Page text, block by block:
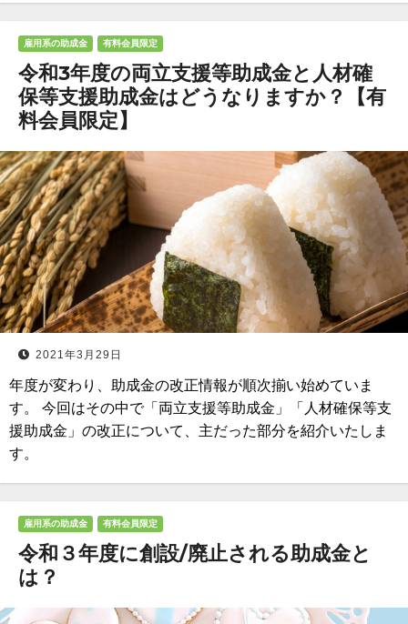
雇用系の助成金 有料会員限定
令和3年度の両立支援等助成金と人材確
保等支援助成金はどうなりますか？【有
料会員限定】
2021年3月29日
年度が変わり、助成金の改正情報が順次揃い始めていま
す。 今回はその中で「両立支援等助成金」「人材確保等支
援助成金」の改正について、主だった部分を紹介いたしま
す。
雇用系の助成金 有料会員限定
令和３年度に創設/廃止される助成金と
は？